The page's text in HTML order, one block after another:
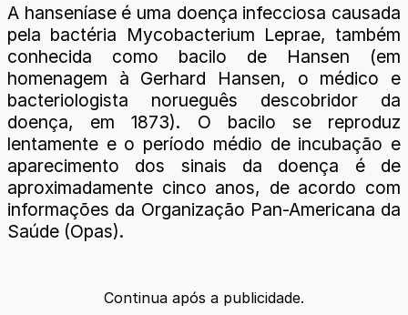
A hanseníase é uma doença infecciosa causada
pela bactéria Mycobacterium Leprae, também
conhecida como bacilo de Hansen (em
homenagem à Gerhard Hansen, o médico e
bacteriologista norueguês descobridor da
doença, em 1873). O bacilo se reproduz
lentamente e o período médio de incubação e
aparecimento dos sinais da doença é de
aproximadamente cinco anos, de acordo com
informações da Organização Pan-Americana da
Saúde (Opas).
Continua após a publicidade.